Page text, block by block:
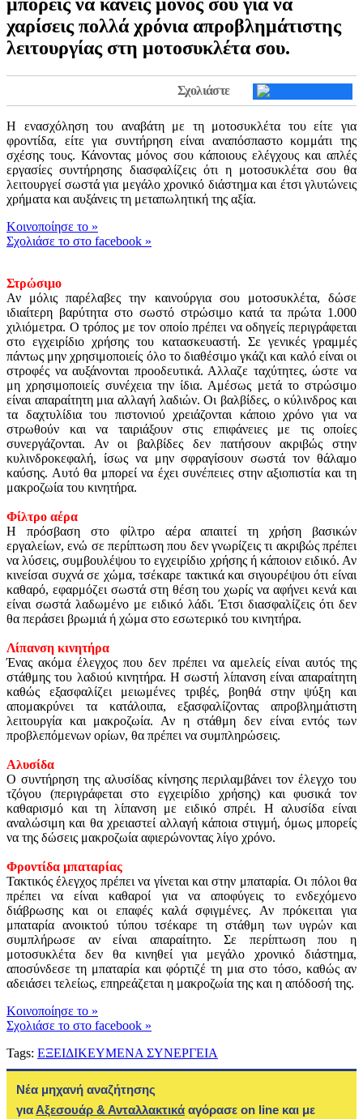
χαρίσεις πολλά χρόνια απροβλημάτιστης
λειτουργίας στη μοτοσυκλέτα σου.
Σχολιάστε
Η ενασχόληση του αναβάτη με τη μοτοσυκλέτα του είτε για
φροντίδα, είτε για συντήρηση είναι αναπόσπαστο κομμάτι της
σχέσης τους. Κάνοντας μόνος σου κάποιους ελέγχους και απλές
εργασίες συντήρησης διασφαλίζεις ότι η μοτοσυκλέτα σου θα
λειτουργεί σωστά για μεγάλο χρονικό διάστημα και έτσι γλυτώνεις
χρήματα και αυξάνεις τη μεταπωλητική της αξία.
Kοινοποίησε το »
Σχολιάσε το στο facebook »
Στρώσιμο
Αν μόλις παρέλαβες την καινούργια σου μοτοσυκλέτα, δώσε
ιδιαίτερη βαρύτητα στο σωστό στρώσιμο κατά τα πρώτα 1.000
χιλιόμετρα. Ο τρόπος με τον οποίο πρέπει να οδηγείς περιγράφεται
στο εγχειρίδιο χρήσης του κατασκευαστή. Σε γενικές γραμμές
πάντως μην χρησιμοποιείς όλο το διαθέσιμο γκάζι και καλό είναι οι
στροφές να αυξάνονται προοδευτικά. Αλλαζε ταχύτητες, ώστε να
μη χρησιμοποιείς συνέχεια την ίδια. Αμέσως μετά το στρώσιμο
είναι απαραίτητη μια αλλαγή λαδιών. Οι βαλβίδες, ο κύλινδρος και
τα δαχτυλίδια του πιστονιού χρειάζονται κάποιο χρόνο για να
στρωθούν και να ταιριάξουν στις επιφάνειες με τις οποίες
συνεργάζονται. Αν οι βαλβίδες δεν πατήσουν ακριβώς στην
κυλινδροκεφαλή, ίσως να μην σφραγίσουν σωστά τον θάλαμο
καύσης. Αυτό θα μπορεί να έχει συνέπειες στην αξιοπιστία και τη
μακροζωία του κινητήρα.
Φίλτρο αέρα
Η πρόσβαση στο φίλτρο αέρα απαιτεί τη χρήση βασικών
εργαλείων, ενώ σε περίπτωση που δεν γνωρίζεις τι ακριβώς πρέπει
να λύσεις, συμβουλέψου το εγχειρίδιο χρήσης ή κάποιον ειδικό. Αν
κινείσαι συχνά σε χώμα, τσέκαρε τακτικά και σιγουρέψου ότι είναι
καθαρό, εφαρμόζει σωστά στη θέση του χωρίς να αφήνει κενά και
είναι σωστά λαδωμένο με ειδικό λάδι. Έτσι διασφαλίζεις ότι δεν
θα περάσει βρωμιά ή χώμα στο εσωτερικό του κινητήρα.
Λίπανση κινητήρα
Ένας ακόμα έλεγχος που δεν πρέπει να αμελείς είναι αυτός της
στάθμης του λαδιού κινητήρα. Η σωστή λίπανση είναι απαραίτητη
καθώς εξασφαλίζει μειωμένες τριβές, βοηθά στην ψύξη και
απομακρύνει τα κατάλοιπα, εξασφαλίζοντας απροβλημάτιστη
λειτουργία και μακροζωία. Αν η στάθμη δεν είναι εντός των
προβλεπόμενων ορίων, θα πρέπει να συμπληρώσεις.
Αλυσίδα
Ο συντήρηση της αλυσίδας κίνησης περιλαμβάνει τον έλεγχο του
τζόγου (περιγράφεται στο εγχειρίδιο χρήσης) και φυσικά τον
καθαρισμό και τη λίπανση με ειδικό σπρέι. Η αλυσίδα είναι
αναλώσιμη και θα χρειαστεί αλλαγή κάποια στιγμή, όμως μπορείς
να της δώσεις μακροζωία αφιερώνοντας λίγο χρόνο.
Φροντίδα μπαταρίας
Τακτικός έλεγχος πρέπει να γίνεται και στην μπαταρία. Οι πόλοι θα
πρέπει να είναι καθαροί για να αποφύγεις το ενδεχόμενο
διάβρωσης και οι επαφές καλά σφιγμένες. Αν πρόκειται για
μπαταρία ανοικτού τύπου τσέκαρε τη στάθμη των υγρών και
συμπλήρωσε αν είναι απαραίτητο. Σε περίπτωση που η
μοτοσυκλέτα δεν θα κινηθεί για μεγάλο χρονικό διάστημα,
αποσύνδεσε τη μπαταρία και φόρτιζέ τη μια στο τόσο, καθώς αν
αδειάσει τελείως, επηρεάζεται η μακροζωία της και η απόδοσή της.
Kοινοποίησε το »
Σχολιάσε το στο facebook »
Tags: ΕΞΕΙΔΙΚΕΥΜΕΝΑ ΣΥΝΕΡΓΕΙΑ
Νέα μηχανή αναζήτησης
γιαΑξεσουάρ & Ανταλλακτικά αγόρασε on line και με